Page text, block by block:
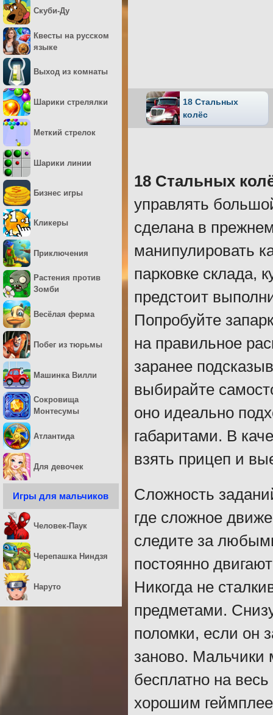
18 Стальных
колёс
18 Стальных
управлять
сделана в
манипулировать
парковке склада,
предстоит
Попробуйте
на правильное
заранее
выбирайте
оно идеально
габаритами. В
взять прицеп и
Сложность
где сложное
следите за
постоянно
Никогда не
предметами.
поломки, если он
заново. Мальчики
бесплатно на
хорошим
Скуби-Ду
Квесты на русском
языке
Выход из комнаты
Шарики стрелялки
Меткий стрелок
Шарики линии
Бизнес игры
Кликеры
Приключения
Растения против
Зомби
Весёлая ферма
Побег из тюрьмы
Машинка Вилли
Сокровища
Монтесумы
Атлантида
Для девочек
Игры для мальчиков
Человек-Паук
Черепашка Ниндзя
Наруто